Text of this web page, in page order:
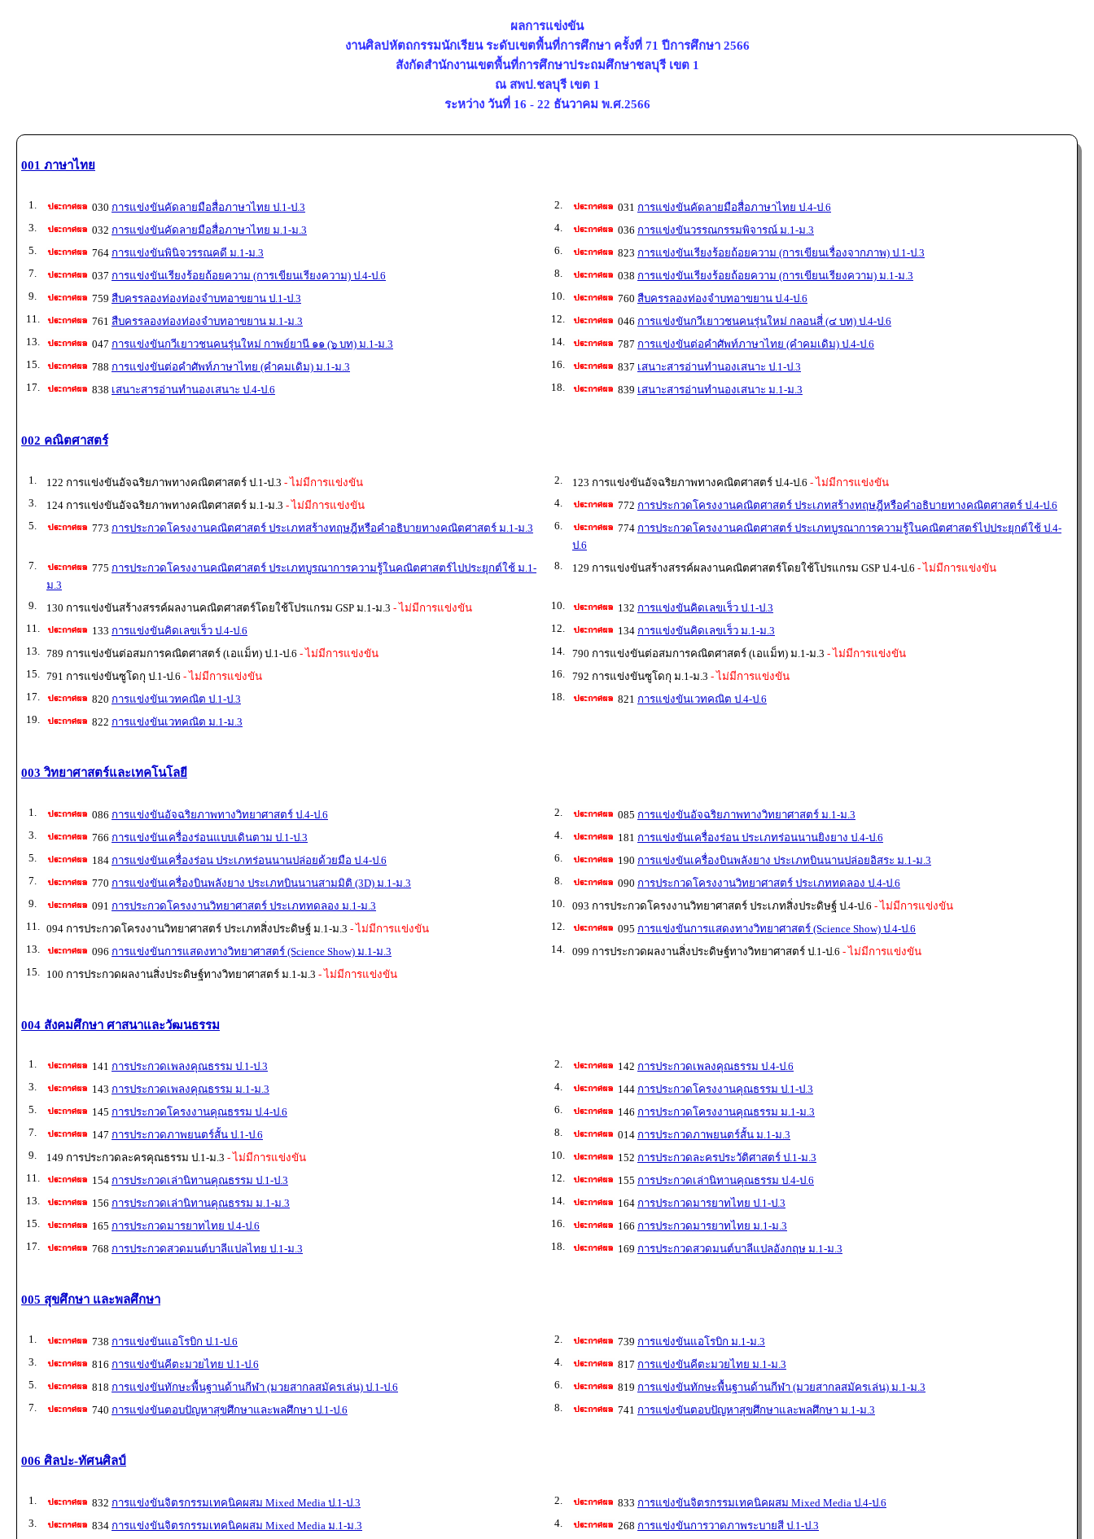
ผลการแข่งขัน
งานศิลปหัตถกรรมนักเรียน ระดับเขตพื้นที่การศึกษา ครั้งที่ 71 ปีการศึกษา 2566
สังกัดสำนักงานเขตพื้นที่การศึกษาประถมศึกษาชลบุรี เขต 1
ณ สพป.ชลบุรี เขต 1
ระหว่าง วันที่ 16 - 22 ธันวาคม พ.ศ.2566
001 ภาษาไทย
1. 030 การแข่งขันคัดลายมือสื่อภาษาไทย ป.1-ป.3 2. 031 การแข่งขันคัดลายมือสื่อภาษาไทย ป.4-ป.6
3.
032 การแข่งขันคัดลายมือสื่อภาษาไทย ม.1-ม.3 4. 036 การแข่งขันวรรณกรรมพิจารณ์ ม.1-ม.3
5.
764 การแข่งขันพินิจวรรณคดี ม.1-ม.3 6. 823 การแข่งขันเรียงร้อยถ้อยความ (การเขียนเรื่องจากภาพ) ป.1-ป.3
7.
037 การแข่งขันเรียงร้อยถ้อยความ (การเขียนเรียงความ) ป.4-ป.6 8. 038 การแข่งขันเรียงร้อยถ้อยความ (การเขียนเรียงความ) ม.1-ม.3
9.
759 สืบครรลองท่องท่องจำบทอาขยาน ป.1-ป.3 10. 760 สืบครรลองท่องจำบทอาขยาน ป.4-ป.6
11.
761 สืบครรลองท่องท่องจำบทอาขยาน ม.1-ม.3 12. 046 การแข่งขันกวีเยาวชนคนรุ่นใหม่ กลอนสี่ (๔ บท) ป.4-ป.6
13.
047 การแข่งขันกวีเยาวชนคนรุ่นใหม่ กาพย์ยานี ๑๑ (๖ บท) ม.1-ม.3 14. 787 การแข่งขันต่อคำศัพท์ภาษาไทย (คำคมเดิม) ป.4-ป.6
15.
788 การแข่งขันต่อคำศัพท์ภาษาไทย (คำคมเดิม) ม.1-ม.3 16. 837 เสนาะสารอ่านทำนองเสนาะ ป.1-ป.3
17.
838 เสนาะสารอ่านทำนองเสนาะ ป.4-ป.6 18. 839 เสนาะสารอ่านทำนองเสนาะ ม.1-ม.3
002 คณิตศาสตร์
1. 122 การแข่งขันอัจฉริยภาพทางคณิตศาสตร์ ป.1-ป.3 - ไม่มีการแข่งขัน 2. 123 การแข่งขันอัจฉริยภาพทางคณิตศาสตร์ ป.4-ป.6 - ไม่มีการแข่งขัน
3.
124 การแข่งขันอัจฉริยภาพทางคณิตศาสตร์ ม.1-ม.3 - ไม่มีการแข่งขัน 4. 772 การประกวดโครงงานคณิตศาสตร์ ประเภทสร้างทฤษฎีหรือคำอธิบายทางคณิตศาสตร์ ป.4-ป.6
5.
773 การประกวดโครงงานคณิตศาสตร์ ประเภทสร้างทฤษฎีหรือคำอธิบายทางคณิตศาสตร์ ม.1-ม.3 6. 774 การประกวดโครงงานคณิตศาสตร์ ประเภทบูรณาการความรู้ในคณิตศาสตร์ไปประยุกต์ใช้ ป.4-
ป.6
7.
775 การประกวดโครงงานคณิตศาสตร์ ประเภทบูรณาการความรู้ในคณิตศาสตร์ไปประยุกต์ใช้ ม.1-
ม.3
8. 129 การแข่งขันสร้างสรรค์ผลงานคณิตศาสตร์โดยใช้โปรแกรม GSP ป.4-ป.6 - ไม่มีการแข่งขัน
9. 130 การแข่งขันสร้างสรรค์ผลงานคณิตศาสตร์โดยใช้โปรแกรม GSP ม.1-ม.3 - ไม่มีการแข่งขัน 10. 132 การแข่งขันคิดเลขเร็ว ป.1-ป.3
11.
133 การแข่งขันคิดเลขเร็ว ป.4-ป.6 12. 134 การแข่งขันคิดเลขเร็ว ม.1-ม.3
13.
789 การแข่งขันต่อสมการคณิตศาสตร์ (เอแม็ท) ป.1-ป.6 - ไม่มีการแข่งขัน 14. 790 การแข่งขันต่อสมการคณิตศาสตร์ (เอแม็ท) ม.1-ม.3 - ไม่มีการแข่งขัน
15.
791 การแข่งขันซูโดกุ ป.1-ป.6 - ไม่มีการแข่งขัน 16. 792 การแข่งขันซูโดกุ ม.1-ม.3 - ไม่มีการแข่งขัน
17.
820 การแข่งขันเวทคณิต ป.1-ป.3 18. 821 การแข่งขันเวทคณิต ป.4-ป.6
19.
822 การแข่งขันเวทคณิต ม.1-ม.3
003 วิทยาศาสตร์และเทคโนโลยี
1. 086 การแข่งขันอัจฉริยภาพทางวิทยาศาสตร์ ป.4-ป.6 2. 085 การแข่งขันอัจฉริยภาพทางวิทยาศาสตร์ ม.1-ม.3
3.
766 การแข่งขันเครื่องร่อนแบบเดินตาม ป.1-ป.3 4. 181 การแข่งขันเครื่องร่อน ประเภทร่อนนานยิงยาง ป.4-ป.6
5.
184 การแข่งขันเครื่องร่อน ประเภทร่อนนานปล่อยด้วยมือ ป.4-ป.6 6. 190 การแข่งขันเครื่องบินพลังยาง ประเภทบินนานปล่อยอิสระ ม.1-ม.3
7.
770 การแข่งขันเครื่องบินพลังยาง ประเภทบินนานสามมิติ (3D) ม.1-ม.3 8. 090 การประกวดโครงงานวิทยาศาสตร์ ประเภททดลอง ป.4-ป.6
9.
091 การประกวดโครงงานวิทยาศาสตร์ ประเภททดลอง ม.1-ม.3 10. 093 การประกวดโครงงานวิทยาศาสตร์ ประเภทสิ่งประดิษฐ์ ป.4-ป.6 - ไม่มีการแข่งขัน
11.
094 การประกวดโครงงานวิทยาศาสตร์ ประเภทสิ่งประดิษฐ์ ม.1-ม.3 - ไม่มีการแข่งขัน 12. 095 การแข่งขันการแสดงทางวิทยาศาสตร์ (Science Show) ป.4-ป.6
13.
096 การแข่งขันการแสดงทางวิทยาศาสตร์ (Science Show) ม.1-ม.3 14. 099 การประกวดผลงานสิ่งประดิษฐ์ทางวิทยาศาสตร์ ป.1-ป.6 - ไม่มีการแข่งขัน
15.
100 การประกวดผลงานสิ่งประดิษฐ์ทางวิทยาศาสตร์ ม.1-ม.3 - ไม่มีการแข่งขัน
004 สังคมศึกษา ศาสนาและวัฒนธรรม
1. 141 การประกวดเพลงคุณธรรม ป.1-ป.3 2. 142 การประกวดเพลงคุณธรรม ป.4-ป.6
3.
143 การประกวดเพลงคุณธรรม ม.1-ม.3 4. 144 การประกวดโครงงานคุณธรรม ป.1-ป.3
5.
145 การประกวดโครงงานคุณธรรม ป.4-ป.6 6. 146 การประกวดโครงงานคุณธรรม ม.1-ม.3
7.
147 การประกวดภาพยนตร์สั้น ป.1-ป.6 8. 014 การประกวดภาพยนตร์สั้น ม.1-ม.3
9.
149 การประกวดละครคุณธรรม ป.1-ม.3 - ไม่มีการแข่งขัน 10. 152 การประกวดละครประวัติศาสตร์ ป.1-ม.3
11.
154 การประกวดเล่านิทานคุณธรรม ป.1-ป.3 12. 155 การประกวดเล่านิทานคุณธรรม ป.4-ป.6
13.
156 การประกวดเล่านิทานคุณธรรม ม.1-ม.3 14. 164 การประกวดมารยาทไทย ป.1-ป.3
15.
165 การประกวดมารยาทไทย ป.4-ป.6 16. 166 การประกวดมารยาทไทย ม.1-ม.3
17.
768 การประกวดสวดมนต์บาลีแปลไทย ป.1-ม.3 18. 169 การประกวดสวดมนต์บาลีแปลอังกฤษ ม.1-ม.3
005 สุขศึกษา และพลศึกษา
1. 738 การแข่งขันแอโรบิก ป.1-ป.6 2. 739 การแข่งขันแอโรบิก ม.1-ม.3
3.
816 การแข่งขันคีตะมวยไทย ป.1-ป.6 4. 817 การแข่งขันคีตะมวยไทย ม.1-ม.3
5.
818 การแข่งขันทักษะพื้นฐานด้านกีฬา (มวยสากลสมัครเล่น) ป.1-ป.6 6. 819 การแข่งขันทักษะพื้นฐานด้านกีฬา (มวยสากลสมัครเล่น) ม.1-ม.3
7.
740 การแข่งขันตอบปัญหาสุขศึกษาและพลศึกษา ป.1-ป.6 8. 741 การแข่งขันตอบปัญหาสุขศึกษาและพลศึกษา ม.1-ม.3
006 ศิลปะ-ทัศนศิลป์
1. 832 การแข่งขันจิตรกรรมเทคนิคผสม Mixed Media ป.1-ป.3 2. 833 การแข่งขันจิตรกรรมเทคนิคผสม Mixed Media ป.4-ป.6
3.
834 การแข่งขันจิตรกรรมเทคนิคผสม Mixed Media ม.1-ม.3 4. 268 การแข่งขันการวาดภาพระบายสี ป.1-ป.3